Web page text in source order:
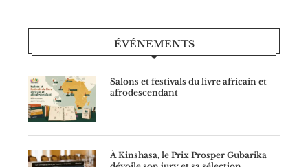
ÉVÉNEMENTS
Salons et festivals du livre africain et
afrodescendant
À Kinshasa, le Prix Prosper Gubarika